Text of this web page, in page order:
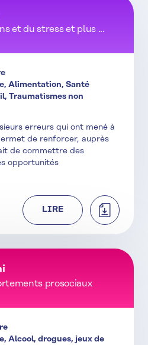
et du stress et plus ...
Alimentation, Santé
Traumatismes non
erreurs qui ont mené à
de renforcer, auprès
de commettre des
opportunités
LIRE
prosociaux
Alcool, drogues, jeux de